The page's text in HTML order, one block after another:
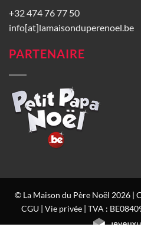
+32 474 76 77 50
info[at]lamaisonduperenoel.be
PARTENAIRE
© La Maison du Père Noël 2026 |
CGU| Vie privée| TVA :